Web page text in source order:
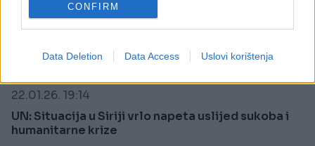
CONFIRM
Data Deletion Data Access Uslovi korištenja
SVIJET
22.01.26. 19:14
UN: Situacija u Siriji vrlo napeta uslijed sukoba i
humanitarne krize